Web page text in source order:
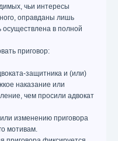
чьи интересы
оправданы лишь
осуществлена в полной
приговор:
защитника и (или)
наказание или
чем просили адвокат
изменению приговора
мотивам.